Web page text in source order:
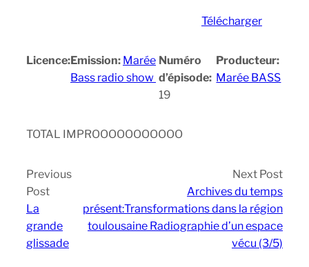
Télécharger
Licence:Emission: Marée
Bass radio show
Numéro
d’épisode:
19
Producteur:
Marée BASS
TOTAL IMPROOOOOOOOOOO
Previous
Post
La
grande
glissade
Next Post
Archives du temps
présent:Transformations dans la région
toulousaine Radiographie d’un espace
vécu (3/5)